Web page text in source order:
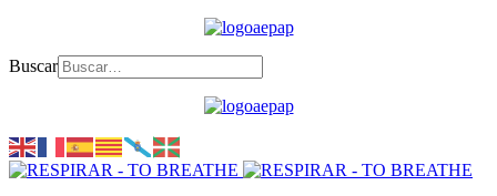
Buscar